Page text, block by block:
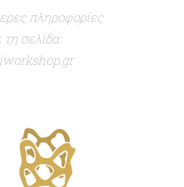
πληροφορίες
τη σελίδα: